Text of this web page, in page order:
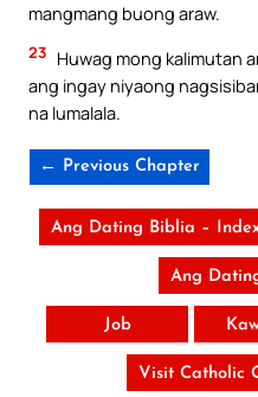
mangmang buong araw.
23 Huwag mong kalimutan
ang ingay niyaong
na lumalala.
← Previous Chapter
Ang Dating Biblia –
Ang
Job
Visit Catholic